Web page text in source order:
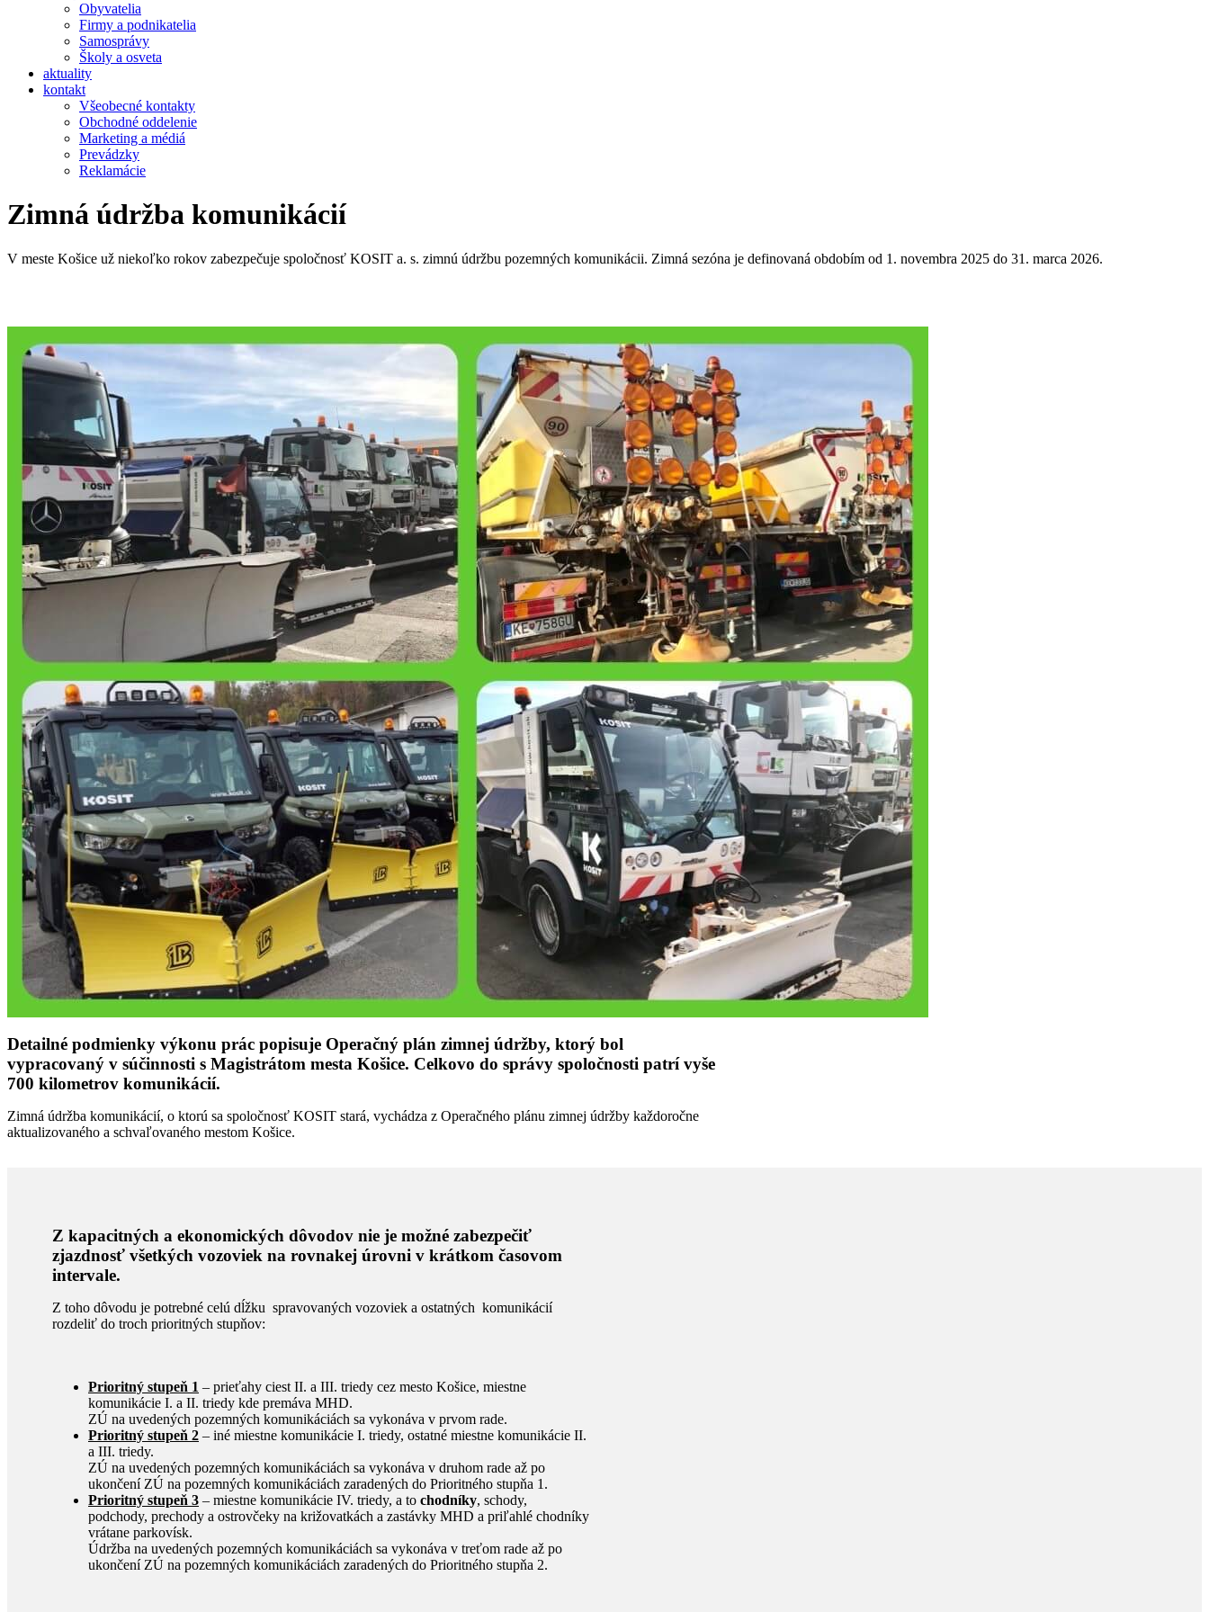
Obyvatelia
Firmy a podnikatelia
Samosprávy
Školy a osveta
aktuality
kontakt
Všeobecné kontakty
Obchodné oddelenie
Marketing a médiá
Prevádzky
Reklamácie
Zimná údržba komunikácií
V meste Košice už niekoľko rokov zabezpečuje spoločnosť KOSIT a. s. zimnú údržbu pozemných komunikácii. Zimná sezóna je definovaná obdobím od 1. novembra 2025 do 31. marca 2026.
Detailné podmienky výkonu prác popisuje Operačný plán zimnej údržby, ktorý bol
vypracovaný v súčinnosti s Magistrátom mesta Košice. Celkovo do správy spoločnosti patrí vyše
700 kilometrov komunikácií.
Zimná údržba komunikácií, o ktorú sa spoločnosť KOSIT stará, vychádza z Operačného plánu zimnej údržby každoročne
aktualizovaného a schvaľovaného mestom Košice.
Z kapacitných a ekonomických dôvodov nie je možné zabezpečiť
zjazdnosť všetkých vozoviek na rovnakej úrovni v krátkom časovom
intervale.
Z toho dôvodu je potrebné celú dĺžku spravovaných vozoviek a ostatných komunikácií
rozdeliť do troch prioritných stupňov:
Prioritný stupeň 1 – prieťahy ciest II. a III. triedy cez mesto Košice, miestne
komunikácie I. a II. triedy kde premáva MHD.
ZÚ na uvedených pozemných komunikáciách sa vykonáva v prvom rade.
Prioritný stupeň 2 – iné miestne komunikácie I. triedy, ostatné miestne komunikácie II.
a III. triedy.
ZÚ na uvedených pozemných komunikáciách sa vykonáva v druhom rade až po
ukončení ZÚ na pozemných komunikáciách zaradených do Prioritného stupňa 1.
Prioritný stupeň 3 – miestne komunikácie IV. triedy, a to chodníky, schody,
podchody, prechody a ostrovčeky na križovatkách a zastávky MHD a priľahlé chodníky
vrátane parkovísk.
Údržba na uvedených pozemných komunikáciách sa vykonáva v treťom rade až po
ukončení ZÚ na pozemných komunikáciách zaradených do Prioritného stupňa 2.